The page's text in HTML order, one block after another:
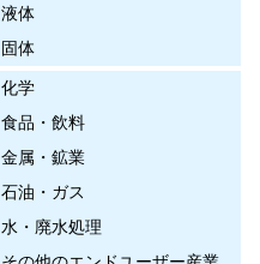
液体
固体
化学
食品・飲料
金属・鉱業
石油・ガス
水・廃水処理